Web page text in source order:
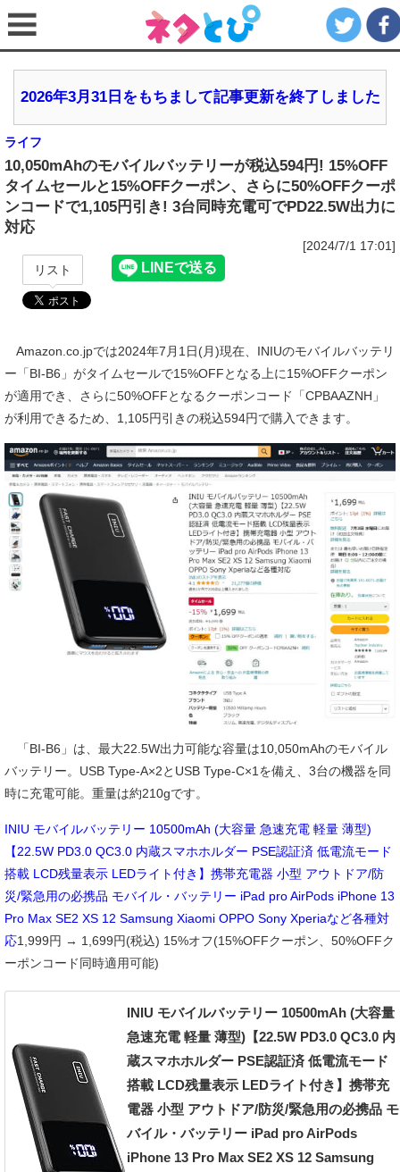
2026年3月31日をもちまして記事更新を終了しました
ライフ
10,050mAhのモバイルバッテリーが税込594円! 15%OFF
タイムセールと15%OFFクーポン、さらに50%OFFクーポ
ンコードで1,105円引き! 3台同時充電可でPD22.5W出力に
対応
[2024/7/1 17:01]
リスト
Amazon.co.jpでは2024年7月1日(月)現在、INIUのモバイルバッテリ
ー「BI-B6」がタイムセールで15%OFFとなる上に15%OFFクーポン
が適用でき、さらに50%OFFとなるクーポンコード「CPBAAZNH」
が利用できるため、1,105円引きの税込594円で購入できます。
「BI-B6」は、最大22.5W出力可能な容量は10,050mAhのモバイル
バッテリー。USB Type-A×2とUSB Type-C×1を備え、3台の機器を同
時に充電可能。重量は約210gです。
INIU モバイルバッテリー 10500mAh (大容量 急速充電 軽量 薄型)
【22.5W PD3.0 QC3.0 内蔵スマホホルダー PSE認証済 低電流モード
搭載 LCD残量表示 LEDライト付き】携帯充電器 小型 アウトドア/防
災/緊急用の必携品 モバイル・バッテリー iPad pro AirPods iPhone 13
Pro Max SE2 XS 12 Samsung Xiaomi OPPO Sony Xperiaなど各種対
応1,999円 → 1,699円(税込) 15%オフ(15%OFFクーポン、50%OFFク
ーポンコード同時適用可能)
INIU モバイルバッテリー 10500mAh (大容量
急速充電 軽量 薄型)【22.5W PD3.0 QC3.0 内
蔵スマホホルダー PSE認証済 低電流モード
搭載 LCD残量表示 LEDライト付き】携帯充
電器 小型 アウトドア/防災/緊急用の必携品 モ
バイル・バッテリー iPad pro AirPods
iPhone 13 Pro Max SE2 XS 12 Samsung